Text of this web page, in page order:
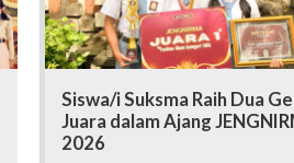
Siswa/i Suksma Raih Dua
Juara dalam Ajang
2026